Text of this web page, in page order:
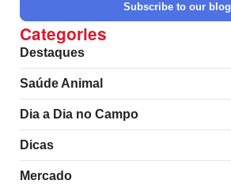
Subscribe to our blog
Categories
Destaques
Saúde Animal
Dia a Dia no Campo
Dicas
Mercado